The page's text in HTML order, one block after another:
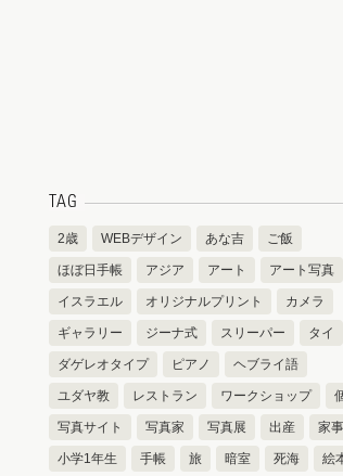
TAG
2歳 WEBデザイン あな吉 ご飯
ほぼ日手帳 アジア アート アート写真
イスラエル オリジナルプリント カメラ
ギャラリー ジーナ式 スリーパー タイ
ダゲレオタイプ ピアノ ヘブライ語
ユダヤ教 レストラン ワークショップ
写真サイト 写真家 写真展 出産 家事
小学1年生 手帳 旅 暗室 死海 絵